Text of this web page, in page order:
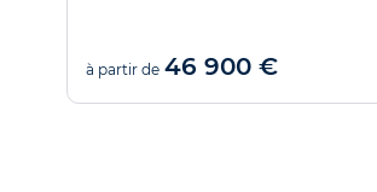
à partir de 46 900 €